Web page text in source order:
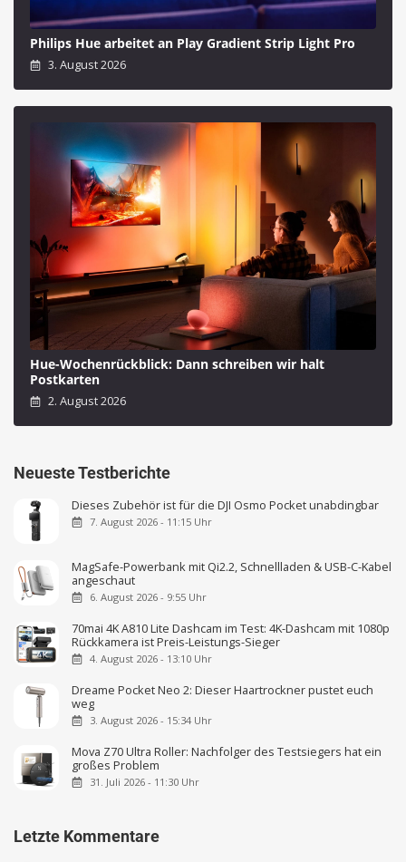
Philips Hue arbeitet an Play Gradient Strip Light Pro
3. August 2026
Hue-Wochenrückblick: Dann schreiben wir halt
Postkarten
2. August 2026
Neueste Testberichte
Dieses Zubehör ist für die DJI Osmo Pocket unabdingbar
7. August 2026 - 11:15 Uhr
MagSafe-Powerbank mit Qi2.2, Schnellladen & USB-C-Kabel
angeschaut
6. August 2026 - 9:55 Uhr
70mai 4K A810 Lite Dashcam im Test: 4K-Dashcam mit 1080p
Rückkamera ist Preis-Leistungs-Sieger
4. August 2026 - 13:10 Uhr
Dreame Pocket Neo 2: Dieser Haartrockner pustet euch
weg
3. August 2026 - 15:34 Uhr
Mova Z70 Ultra Roller: Nachfolger des Testsiegers hat ein
großes Problem
31. Juli 2026 - 11:30 Uhr
Letzte Kommentare